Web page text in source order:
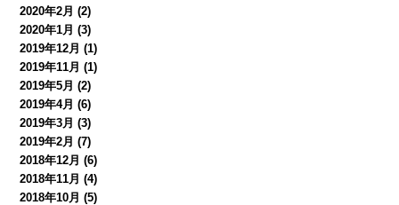
2020年2月 (2)
2020年1月 (3)
2019年12月 (1)
2019年11月 (1)
2019年5月 (2)
2019年4月 (6)
2019年3月 (3)
2019年2月 (7)
2018年12月 (6)
2018年11月 (4)
2018年10月 (5)